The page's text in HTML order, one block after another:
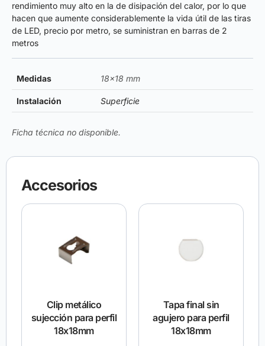
rendimiento muy alto en la de disipación del calor, por lo que
hacen que aumente considerablemente la vida útil de las tiras
de LED, precio por metro, se suministran en barras de 2
metros
Medidas 18×18 mm
Instalación Superficie
Ficha técnica no disponible.
Accesorios
Clip metálico
sujección para perfil
18x18mm
Tapa final sin
agujero para perfil
18x18mm